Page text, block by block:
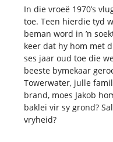
In die vroeë 1970’s
toe. Teen hierdie tyd
beman word in ’n
keer dat hy hom met
ses jaar oud toe die
beeste bymekaar
Towerwater, julle
brand, moes Jakob
baklei vir sy grond?
vryheid?